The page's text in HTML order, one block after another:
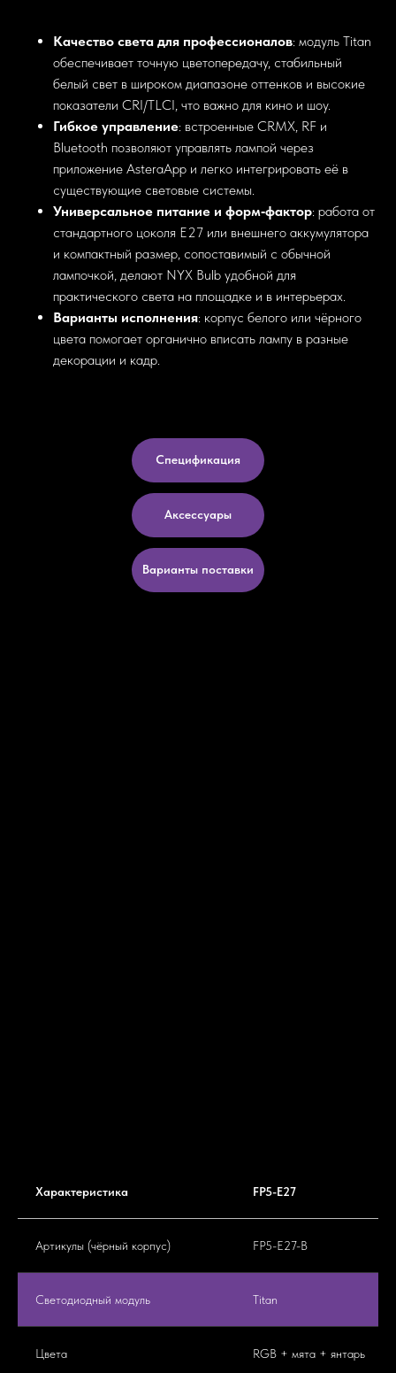
Качество света для профессионалов: модуль Titan
обеспечивает точную цветопередачу, стабильный
белый свет в широком диапазоне оттенков и высокие
показатели CRI/TLCI, что важно для кино и шоу.
Гибкое управление: встроенные CRMX, RF и
Bluetooth позволяют управлять лампой через
приложение AsteraApp и легко интегрировать её в
существующие световые системы.
Универсальное питание и форм‑фактор: работа от
стандартного цоколя E27 или внешнего аккумулятора
и компактный размер, сопоставимый с обычной
лампочкой, делают NYX Bulb удобной для
практического света на площадке и в интерьерах.
Варианты исполнения: корпус белого или чёрного
цвета помогает органично вписать лампу в разные
декорации и кадр.
Аксессуары
Варианты поставки
Спецификация
Характеристика FP5-E27
Артикулы (чёрный корпус) FP5-E27-B
Светодиодный модуль Titan
Цвета RGB + мята + янтарь